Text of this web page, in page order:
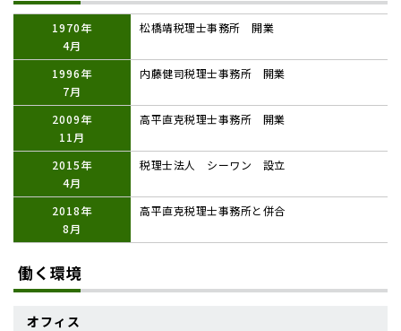
1970年
4月
松橋靖税理士事務所 開業
1996年
7月
内藤健司税理士事務所 開業
2009年
11月
高平直克税理士事務所 開業
2015年
4月
税理士法人 シーワン 設立
2018年
8月
高平直克税理士事務所と併合
働く環境
オフィス